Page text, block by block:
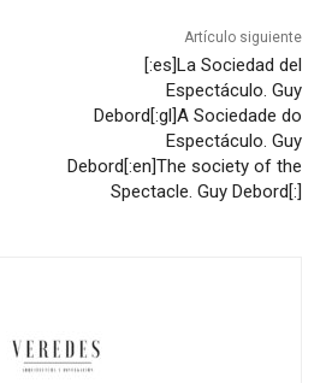
Artículo siguiente
[:es]La Sociedad del
Espectáculo. Guy
Debord[:gl]A Sociedade do
Espectáculo. Guy
Debord[:en]The society of the
Spectacle. Guy Debord[:]